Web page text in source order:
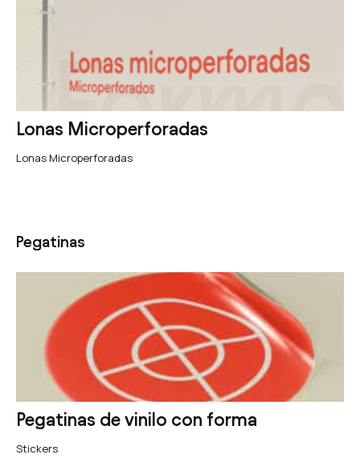
Lonas Microperforadas
Lonas Microperforadas
Pegatinas
Pegatinas de vinilo con forma
Stickers